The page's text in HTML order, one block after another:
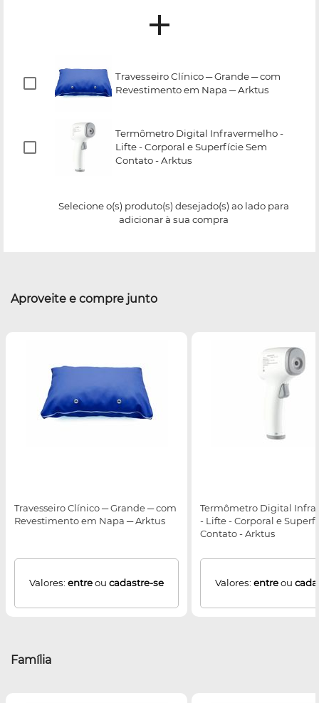
Travesseiro Clínico ─ Grande ─ com
Revestimento em Napa ─ Arktus
Termômetro Digital Infravermelho -
Lifte - Corporal e Superfície Sem
Contato - Arktus
Selecione o(s) produto(s) desejado(s) ao lado para
adicionar à sua compra
Aproveite e compre junto
Travesseiro Clínico ─ Grande ─ com
Revestimento em Napa ─ Arktus
Valores: entreou cadastre-se
Termômetro Digital
- Lifte - Corporal e
Contato - Arktus
Valores: entreou
Família